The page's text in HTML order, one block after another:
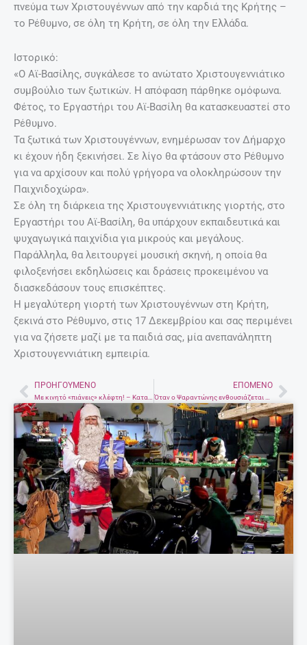
πνεύμα των Χριστουγέννων από την καρδιά της Κρήτης –
το Ρέθυμνο, σε όλη τη Κρήτη, σε όλη την Ελλάδα.
Ιστορικό:
«Ο Αϊ-Βασίλης, συγκάλεσε το ανώτατο Χριστουγεννιάτικο
συμβούλιο των ξωτικών. H απόφαση πάρθηκε ομόφωνα.
Φέτος, το Εργαστήρι του Αϊ-Βασίλη θα κατασκευαστεί στο
Ρέθυμνο.
Τα ξωτικά των Χριστουγέννων, ενημέρωσαν τον Δήμαρχο
κι έχουν ήδη ξεκινήσει. Σε λίγο θα φτάσουν στο Ρέθυμνο
για να αρχίσουν και πολύ γρήγορα να ολοκληρώσουν την
Παιχνιδοχώρα».
Σε όλη τη διάρκεια της Χριστουγεννιάτικης γιορτής, στο
Εργαστήρι του Αϊ-Βασίλη, θα υπάρχουν εκπαιδευτικά και
ψυχαγωγικά παιχνίδια για μικρούς και μεγάλους.
Παράλληλα, θα λειτουργεί μουσική σκηνή, η οποία θα
φιλοξενήσει εκδηλώσεις και δράσεις προκειμένου να
διασκεδάσουν τους επισκέπτες.
Η μεγαλύτερη γιορτή των Χριστουγέννων στη Κρήτη,
ξεκινά στο Ρέθυμνο, στις 17 Δεκεμβρίου και σας περιμένει
για να ζήσετε μαζί με τα παιδιά σας, μία ανεπανάληπτη
Χριστουγεννιάτικη εμπειρία.
PrevΠΡΟΗΓΟΎΜΕΝΟ
Με κινητό «πιάνεις» κλέφτη! – Καταδιώξεις και διασώσεις από το μέλλον στην Κρήτη (φωτογραφίες)
ΕΠΌΜΕΝΟ
Όταν ο Ψαραντώνης ενθουσιάζεται και τα μάτια του “αστράφτουν” – Μια εκ βαθέων συνέντευξη